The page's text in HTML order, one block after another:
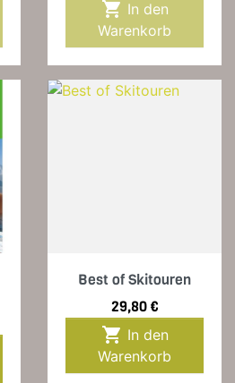

Warenkorb
Best of Skitouren
Preis
29,80 €

Warenkorb